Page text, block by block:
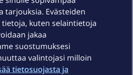
jos niin haluaa. Ei uudistuksia
hinnoilla.
mihin tämä johtaa vai johtaako
on oikeus hinnoitella
no myös velvollisuus korjata
tarjouksia. Evästeiden
kuten selaintietoja
jakaa
suostumuksesi
valintojasi milloin
tietosuojasta ja